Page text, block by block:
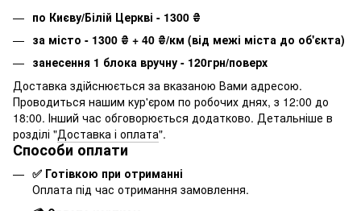
по Києву/Білій Церкві - 1300 ₴
за місто - 1300 ₴ + 40 ₴/км (від межі міста до об'єкта)
занесення 1 блока вручну - 120грн/поверх
Доставка здійснюється за вказаною Вами адресою.
Проводиться нашим кур'єром по робочих днях, з 12:00 до
18:00. Інший час обговорюється додатково. Детальніше в
розділі "Доставка і оплата".
Способи оплати
✅ Готівкою при отриманні
Оплата під час отримання замовлення.